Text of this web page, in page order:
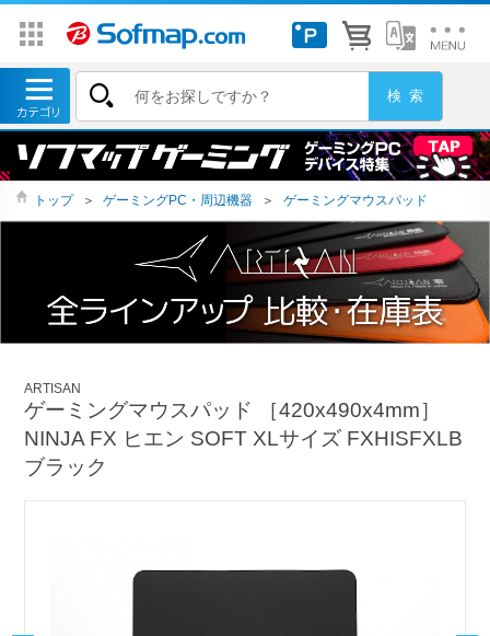
トップ ＞ ゲーミングPC・周辺機器 ＞ ゲーミングマウスパッド
ARTISAN
ゲーミングマウスパッド ［420x490x4mm］
NINJA FX ヒエン SOFT XLサイズ FXHISFXLB
ブラック